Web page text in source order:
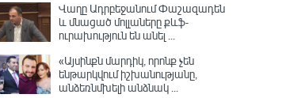
Վաղը Ադրբեջանում Փաշազադեն
և մնացած մոլլաները քևֆ-
ուրախություն են անել ...
«Այսինքն մարդիկ, որոնք չեն
ենթարկվում իշխանությանը,
անձեռնմխելի անձնակ ...